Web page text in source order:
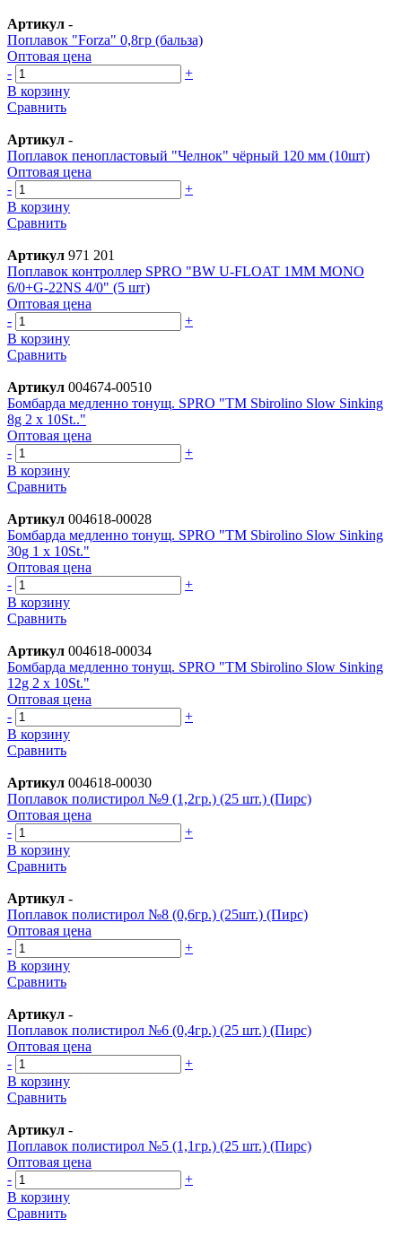
Артикул -
Поплавок "Forza" 0,8гр (бальза)
Оптовая цена
-
+
В корзину
Сравнить
Артикул -
Поплавок пенопластовый "Челнок" чёрный 120 мм (10шт)
Оптовая цена
-
+
В корзину
Сравнить
Артикул 971 201
Поплавок контроллер SPRO "BW U-FLOAT 1MM MONO
6/0+G-22NS 4/0" (5 шт)
Оптовая цена
-
+
В корзину
Сравнить
Артикул 004674-00510
Бомбарда медленно тонущ. SPRO "TM Sbirolino Slow Sinking
8g 2 x 10St.."
Оптовая цена
-
+
В корзину
Сравнить
Артикул 004618-00028
Бомбарда медленно тонущ. SPRO "TM Sbirolino Slow Sinking
30g 1 x 10St."
Оптовая цена
-
+
В корзину
Сравнить
Артикул 004618-00034
Бомбарда медленно тонущ. SPRO "TM Sbirolino Slow Sinking
12g 2 x 10St."
Оптовая цена
-
+
В корзину
Сравнить
Артикул 004618-00030
Поплавок полистирол №9 (1,2гр.) (25 шт.) (Пирс)
Оптовая цена
-
+
В корзину
Сравнить
Артикул -
Поплавок полистирол №8 (0,6гр.) (25шт.) (Пирс)
Оптовая цена
-
+
В корзину
Сравнить
Артикул -
Поплавок полистирол №6 (0,4гр.) (25 шт.) (Пирс)
Оптовая цена
-
+
В корзину
Сравнить
Артикул -
Поплавок полистирол №5 (1,1гр.) (25 шт.) (Пирс)
Оптовая цена
-
+
В корзину
Сравнить